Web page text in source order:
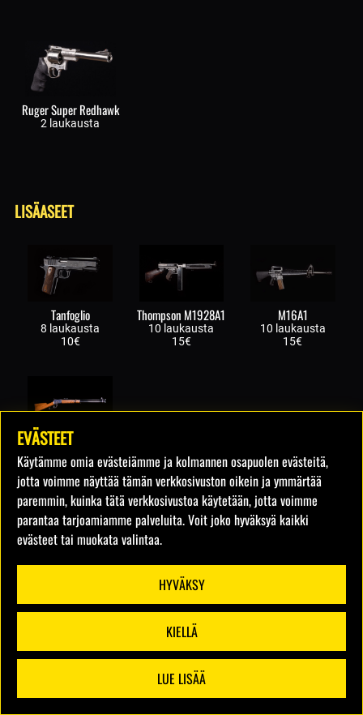
Ruger Super Redhawk
2 laukausta
LISÄASEET
Tanfoglio
8 laukausta
10€
Thompson M1928A1
10 laukausta
15€
M16A1
10 laukausta
15€
Chiappa 1892
5 laukausta
EVÄSTEET
Käytämme omia evästeiämme ja kolmannen osapuolen evästeitä,
jotta voimme näyttää tämän verkkosivuston oikein ja ymmärtää
paremmin, kuinka tätä verkkosivustoa käytetään, jotta voimme
parantaa tarjoamiamme palveluita. Voit joko hyväksyä kaikki
evästeet tai muokata valintaa.
HYVÄKSY
KIELLÄ
LUE LISÄÄ